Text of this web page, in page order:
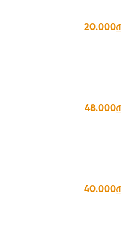
20.000₫
48.000₫
40.000₫